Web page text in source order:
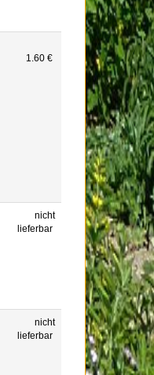
1.60 €
nicht
lieferbar
nicht
lieferbar